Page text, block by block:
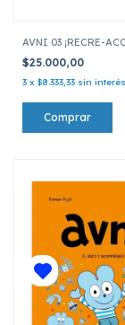
AVNI 03 ¡RECRE-
$25.000,00
3 x $8.333,33 sin interés